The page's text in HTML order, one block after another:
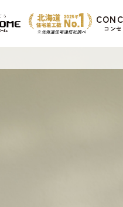
コン
して、お客様の活動